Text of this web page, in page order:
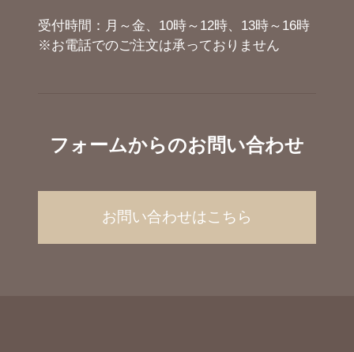
受付時間：月～金、10時～12時、13時～16時
※お電話でのご注文は承っておりません
フォームからのお問い合わせ
お問い合わせはこちら